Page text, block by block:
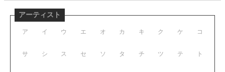
アーティスト
ア イ ウ エ オ
サ シ ス セ ソ
カ キ ク ケ コ
タ チ ツ テ ト